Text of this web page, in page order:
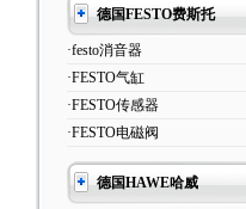
德国FESTO费斯托
·festo消音器
·FESTO气缸
·FESTO传感器
·FESTO电磁阀
德国HAWE哈威